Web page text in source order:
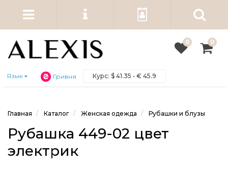
0 0
Язык Курс: $ 41.35 • € 45.9
Гривня
Главная Каталог Женская одежда Рубашки и блузы
Рубашка 449-02 цвет
электрик